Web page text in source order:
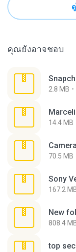
คุณยังอาจชอบ
2.8 MB
14.4 MB
70.5 MB
Sony
167.2
New
808.4
top